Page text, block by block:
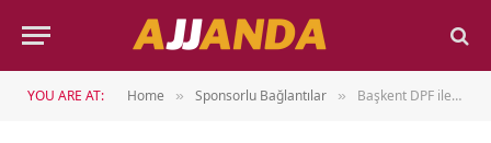
YOU ARE AT: Home » Sponsorlu Bağlantılar » Başkent DPF ile Araç Performansınızı Yeniden Keşfedin